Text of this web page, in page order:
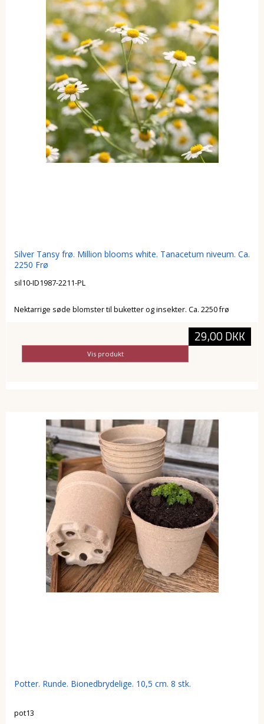
Silver Tansy frø. Million blooms white. Tanacetum niveum. Ca.
2250 Frø
sil10-ID1987-2211-PL
Nektarrige søde blomster til buketter og insekter. Ca. 2250 frø
29,00 DKK
Vis produkt
Potter. Runde. Bionedbrydelige. 10,5 cm. 8 stk.
pot13